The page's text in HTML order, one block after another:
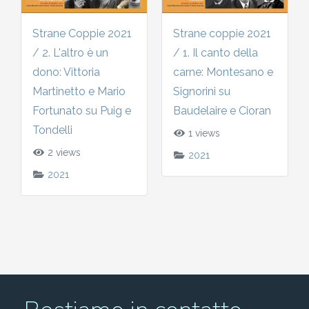
Strane Coppie 2021
/ 2. L'altro è un
dono: Vittoria
Martinetto e Mario
Fortunato su Puig e
Tondelli
2 views
2021
Strane coppie 2021
/ 1. Il canto della
carne: Montesano e
Signorini su
Baudelaire e Cioran
1 views
2021